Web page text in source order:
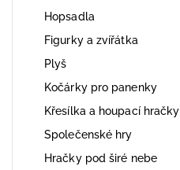
Hopsadla
Figurky a zvířátka
Plyš
Kočárky pro panenky
Křesílka a houpací hračky
Společenské hry
Hračky pod širé nebe